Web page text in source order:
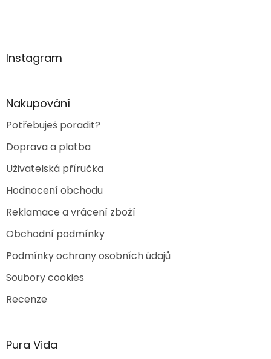
l
Z
aInstagram
Nakupování
Potřebuješ poradit?
Doprava a platba
Uživatelská příručka
Hodnocení obchodu
Reklamace a vrácení zboží
Obchodní podmínky
Podmínky ochrany osobních údajů
Soubory cookies
Recenze
Pura Vida